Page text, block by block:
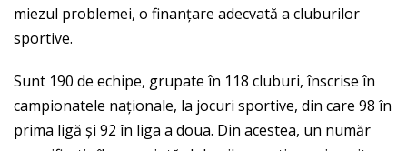
miezul problemei, o finanțare adecvată a cluburilor
sportive.
Sunt 190 de echipe, grupate în 118 cluburi, înscrise în
campionatele naționale, la jocuri sportive, din care 98 în
prima ligă și 92 în liga a doua. Din acestea, un număr